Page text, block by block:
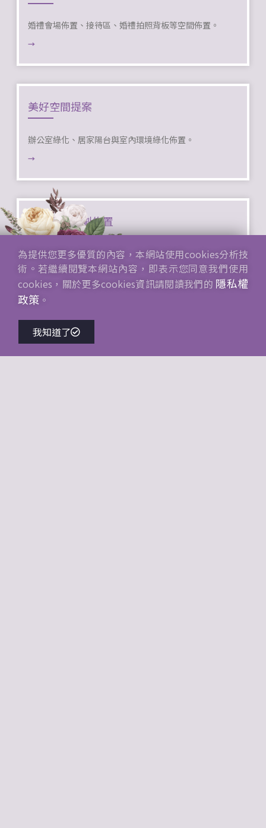
婚禮會場佈置、接待區、婚禮拍照背板等空間佈置。
→
美好空間提案
辦公室綠化、居家陽台與室內環境綠化佈置。
→
派對活動規劃佈置
孩子滿月，求婚驚喜、生日派對等各式派對活動規劃佈置
→
會場舞台佈置設計
為提供您更多優質的內容，本網站使用cookies分析技
術。若繼續閱覽本網站內容，即表示您同意我們使用
cookies，關於更多cookies資訊請閱讀我們的 隱私權
政策 。
我知道了